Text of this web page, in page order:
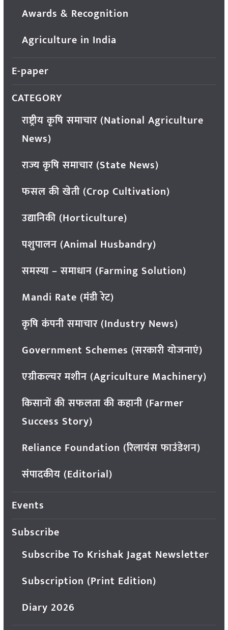
Awards & Recognition
Agriculture in India
E-paper
CATEGORY
राष्ट्रीय कृषि समाचार (National Agriculture
News)
राज्य कृषि समाचार (State News)
फसल की खेती (Crop Cultivation)
उद्यानिकी (Horticulture)
पशुपालन (Animal Husbandry)
समस्या – समाधान (Farming Solution)
Mandi Rate (मंडी रेट)
कृषि कंपनी समाचार (Industry News)
Government Schemes (सरकारी योजनाएं)
एग्रीकल्चर मशीन (Agriculture Machinery)
किसानों की सफलता की कहानी (Farmer
Success Story)
Reliance Foundation (रिलायंस फाउंडेशन)
संपादकीय (Editorial)
Events
Subscribe
Subscribe To Krishak Jagat Newsletter
Subscription (Print Edition)
Diary 2026